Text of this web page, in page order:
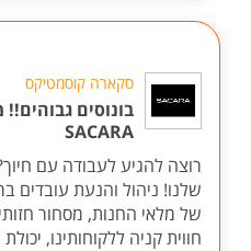
סקארה קוסמטיקס
בונוסים
SACARA
רוצה להגיע לעבודה עם
שלנו! ניהול והנעת עובדים
של מלאי החנות, מסחור
חווית קניה ללקוחותינו,